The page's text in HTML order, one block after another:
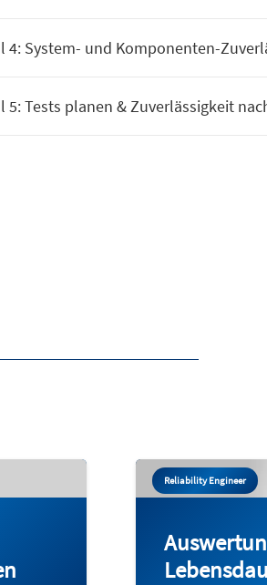
4: System- und Komponenten-
5: Tests planen & Zuverlässigkeit
Reliability Engineer